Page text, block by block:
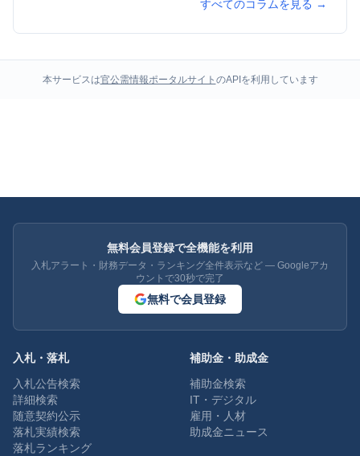
すべてのコラムを見る →
本サービスは官公需情報ポータルサイト のAPIを利用しています
無料会員登録で全機能を利用
入札アラート・財務データ・ランキング全件表示など — Googleアカ
ウントで30秒で完了
無料で会員登録
入札・落札
入札公告検索
詳細検索
随意契約公示
落札実績検索
落札ランキング
補助金・助成金
補助金検索
IT・デジタル
雇用・人材
助成金ニュース